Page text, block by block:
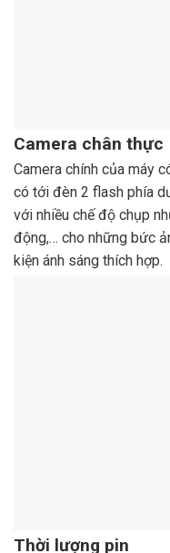
Camera chân thực
Camera chính của máy
có tới đèn 2 flash phía
với nhiều chế độ chụp
động,… cho những bức
kiện ánh sáng thích hợp.
Thời lượng pin